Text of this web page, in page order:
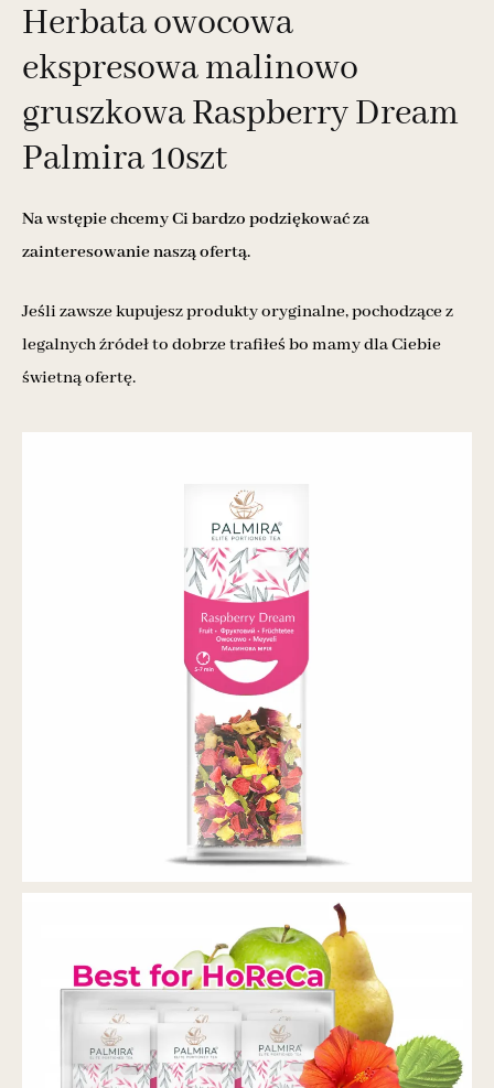
Herbata owocowa
ekspresowa malinowo
gruszkowa Raspberry Dream
Palmira 10szt
Na wstępie chcemy Ci bardzo podziękować za
zainteresowanie naszą ofertą.
Jeśli zawsze kupujesz produkty oryginalne, pochodzące z
legalnych źródeł to dobrze trafiłeś bo mamy dla Ciebie
świetną ofertę.